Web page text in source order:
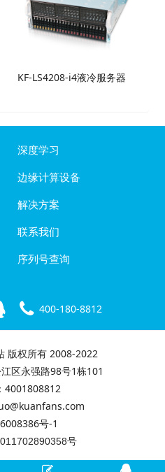
KF-LS4208-i4液冷服务器
深度学习
边缘计算设备
解决方案
联系我们
序列号查询
400-180-8812
版权所有 2008-2022
区永强路98号1栋101
4001808812
号-1
号